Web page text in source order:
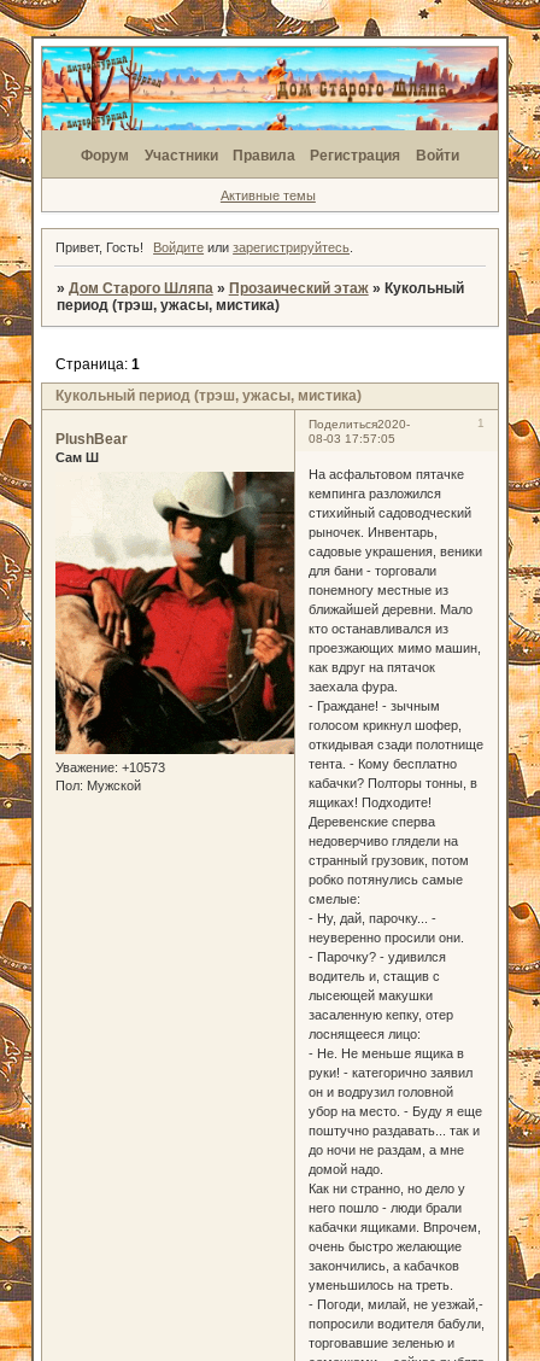
Форум Участники Правила Регистрация Войти
Активные темы
Привет, Гость! Войдите илизарегистрируйтесь
» Дом Старого Шляпа » Прозаический этаж » Кукольный
период (трэш, ужасы, мистика)
Кукольный период (трэш, ужасы, мистика)
Страница: 1
Поделиться 1
2020-
08-03 17:57:05
PlushBear
Сам Ш
Уважение: +10573
Пол: Мужской
На асфальтовом пятачке
кемпинга разложился
стихийный садоводческий
рыночек. Инвентарь,
садовые украшения, веники
для бани - торговали
понемногу местные из
ближайшей деревни. Мало
кто останавливался из
проезжающих мимо машин,
как вдруг на пятачок
заехала фура.
- Граждане! - зычным
голосом крикнул шофер,
откидывая сзади полотнище
тента. - Кому бесплатно
кабачки? Полторы тонны, в
ящиках! Подходите!
Деревенские сперва
недоверчиво глядели на
странный грузовик, потом
робко потянулись самые
смелые:
- Ну, дай, парочку... -
неуверенно просили они.
- Парочку? - удивился
водитель и, стащив с
лысеющей макушки
засаленную кепку, отер
лоснящееся лицо:
- Не. Не меньше ящика в
руки! - категорично заявил
он и водрузил головной
убор на место. - Буду я еще
поштучно раздавать... так и
до ночи не раздам, а мне
домой надо.
Как ни странно, но дело у
него пошло - люди брали
кабачки ящиками. Впрочем,
очень быстро желающие
закончились, а кабачков
уменьшилось на треть.
- Погоди, милай, не уезжай,-
попросили водителя бабули,
торговавшие зеленью и